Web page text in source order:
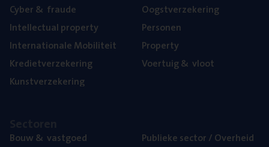
Cyber& fraude
Intel­lec­tu­al property
Inter­na­ti­o­na­le Mobiliteit
Kre­diet­ver­ze­ke­ring
Kunst­ver­ze­ke­ring
Oogst­ver­ze­ke­ring
Per­so­nen
Pro­per­ty
Voer­tuig& vloot
Bouw& vastgoed
Publie­ke sec­tor / Overheid